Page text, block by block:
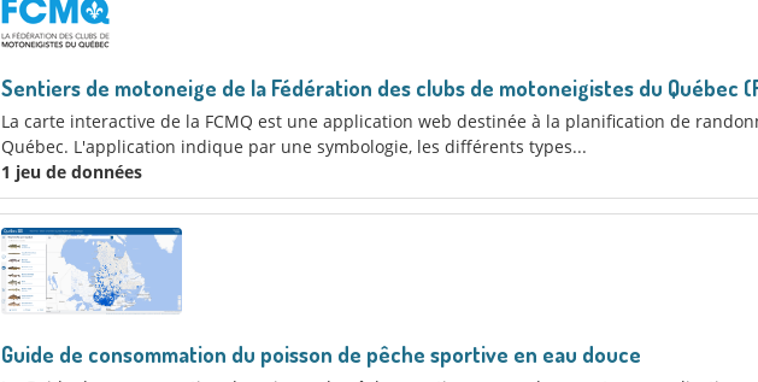
Sentiers de motoneige de la Fédération des clubs de motoneigistes du Québec
La carte interactive de la FCMQ est une application web destinée à la planification de
Québec. L'application indique par une symbologie, les différents types...
1 jeu de données
Guide de consommation du poisson de pêche sportive en eau douce